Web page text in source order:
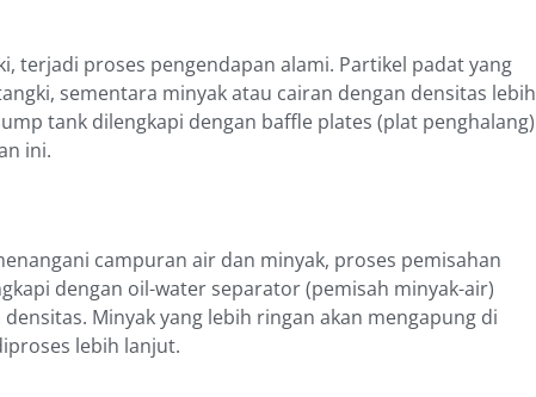
terjadi proses pengendapan alami. Partikel padat yang
sementara minyak atau cairan dengan densitas lebih
tank dilengkapi dengan baffle plates (plat penghalang)
ini.
campuran air dan minyak, proses pemisahan
dengan oil-water separator (pemisah minyak-air)
Minyak yang lebih ringan akan mengapung di
lebih lanjut.